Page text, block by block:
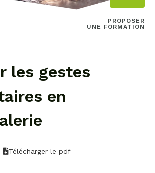
PROPOSER
UNE FORMATION
les gestes
en
Télécharger le pdf